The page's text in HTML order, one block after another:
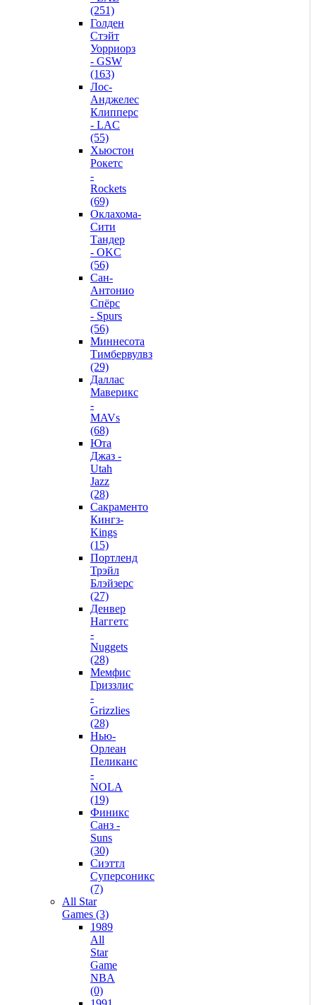
(251)
Голден
Стэйт
Уорриорз
- GSW
(163)
Лос-
Анджелес
Клипперс
- LAC
(55)
Хьюстон
Рокетс
-
Rockets
(69)
Оклахома-
Сити
Тандер
- OKC
(56)
Сан-
Антонио
Спёрс
- Spurs
(56)
Миннесота
Тимбервулвз
(29)
Даллас
Маверикс
-
MAVs
(68)
Юта
Джаз -
Utah
Jazz
(28)
Сакраменто
Кингз-
Kings
(15)
Портленд
Трэйл
Блэйзерс
(27)
Денвер
Наггетс
-
Nuggets
(28)
Мемфис
Гриззлис
-
Grizzlies
(28)
Нью-
Орлеан
Пеликанс
-
NOLA
(19)
Финикс
Санз -
Suns
(30)
Сиэттл
Суперсоникс
(7)
All Star
Games (3)
1989
All
Star
Game
NBA
(0)